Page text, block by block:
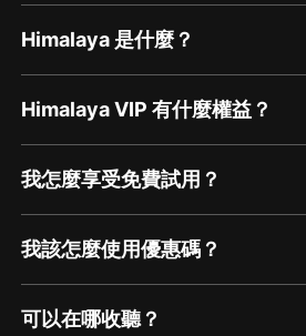
Himalaya 是什麼？
Himalaya VIP 有什麼權益？
我怎麼享受免費試用？
我該怎麼使用優惠碼？
可以在哪收聽？